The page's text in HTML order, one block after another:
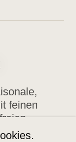
feinen